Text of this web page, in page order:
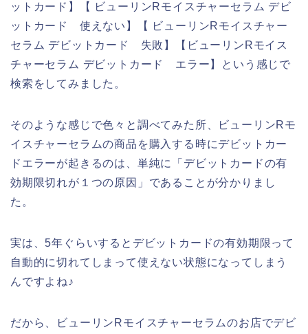
ットカード】【 ビューリンRモイスチャーセラム デビ
ットカード 使えない】【 ビューリンRモイスチャー
セラム デビットカード 失敗】【ビューリンRモイス
チャーセラム デビットカード エラー】という感じで
検索をしてみました。
そのような感じで色々と調べてみた所、ビューリンRモ
イスチャーセラムの商品を購入する時にデビットカー
ドエラーが起きるのは、単純に「デビットカードの有
効期限切れが１つの原因」であることが分かりまし
た。
実は、5年ぐらいするとデビットカードの有効期限って
自動的に切れてしまって使えない状態になってしまう
んですよね♪
だから、ビューリンRモイスチャーセラムのお店でデビ